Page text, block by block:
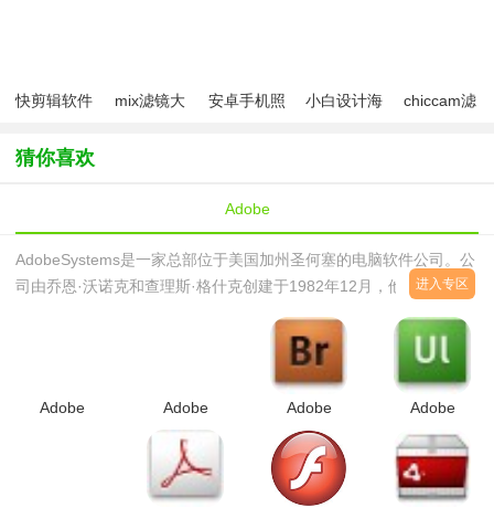
快剪辑软件
mix滤镜大
安卓手机照
小白设计海
chiccam滤
猜你喜欢
Adobe
AdobeSystems是一家总部位于美国加州圣何塞的电脑软件公司。公
司由乔恩·沃诺克和查理斯·格什克创建于1982年12月，他们先前都
曾任职于施乐公司的帕洛阿尔托研究中心，离开后组建了Adobe系统
公司，使得PostScript页描述语言得到商业化应用。Adobe这个名字
没有传奇的来历，它仅仅是来源于其创始人JohnWarnock的
AdobeCreek河流老家背后那条流淌的小河之名——Ado
进入专区
Adobe
Adobe
AuditionV3.0
简体中文版
Adobe
Bridge
CS4(媒体
管理器)绿
色中文特别
Adobe
Ultra
CS3(视频
抠像软
件